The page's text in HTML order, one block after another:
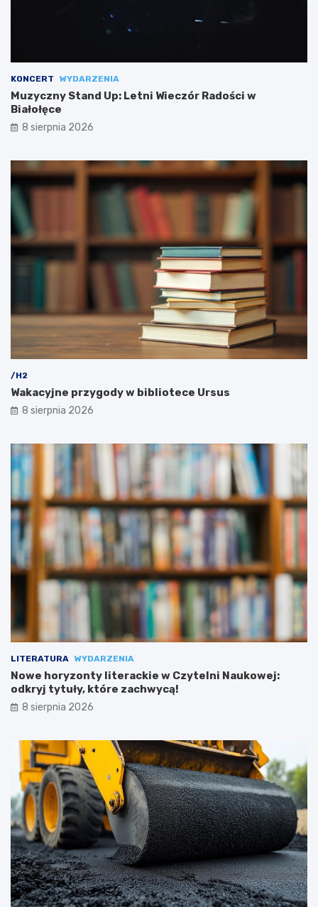
KONCERT WYDARZENIA
Muzyczny Stand Up: Letni Wieczór Radości w
Białołęce
8 sierpnia 2026
/H2
Wakacyjne przygody w bibliotece Ursus
8 sierpnia 2026
LITERATURA WYDARZENIA
Nowe horyzonty literackie w Czytelni Naukowej:
odkryj tytuły, które zachwycą!
8 sierpnia 2026